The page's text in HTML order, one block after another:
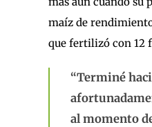
maíz de
que fertilizó con 12
“Terminé
al momento